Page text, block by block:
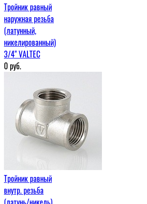
Тройник равный
наружная резьба
(латунный,
никелированный)
3/4" VALTEC
0руб.
Тройник равный
внутр. резьба